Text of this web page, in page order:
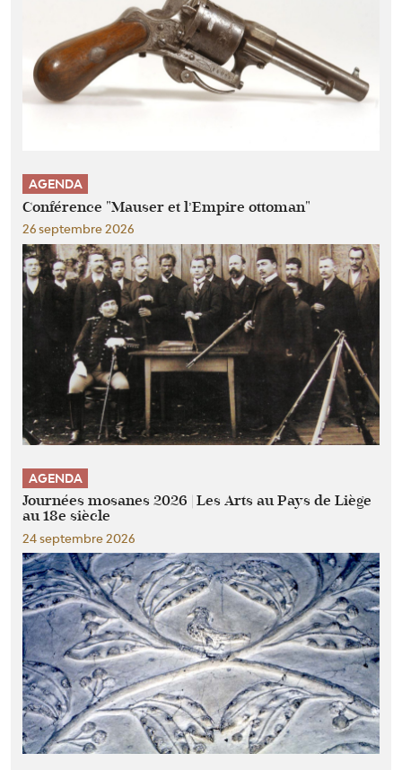
AGENDA
Conférence "Mauser et l’Empire ottoman"
26 septembre 2026
AGENDA
Journées mosanes 2026 | Les Arts au Pays de Liège
au 18e siècle
24 septembre 2026